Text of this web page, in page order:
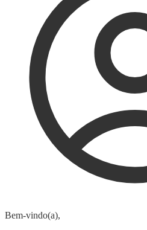
Bem-vindo(a),